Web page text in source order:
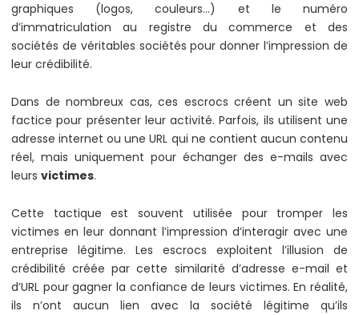
graphiques (logos, couleurs…) et le numéro
d’immatriculation au registre du commerce et des
sociétés de véritables sociétés pour donner l’impression de
leur crédibilité.
Dans de nombreux cas, ces escrocs créent un site web
factice pour présenter leur activité. Parfois, ils utilisent une
adresse internet ou une URL qui ne contient aucun contenu
réel, mais uniquement pour échanger des e-mails avec
leurs victimes.
Cette tactique est souvent utilisée pour tromper les
victimes en leur donnant l’impression d’interagir avec une
entreprise légitime. Les escrocs exploitent l’illusion de
crédibilité créée par cette similarité d’adresse e-mail et
d’URL pour gagner la confiance de leurs victimes. En réalité,
ils n’ont aucun lien avec la société légitime qu’ils